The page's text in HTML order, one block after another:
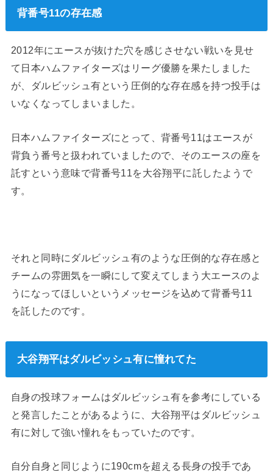
背番号11の存在感
2012年にエースが抜けた穴を感じさせない戦いを見せ
て日本ハムファイターズはリーグ優勝を果たしました
が、ダルビッシュ有という圧倒的な存在感を持つ投手は
いなくなってしまいました。
日本ハムファイターズにとって、背番号11はエースが
背負う番号と扱われていましたので、そのエースの座を
託すという意味で背番号11を大谷翔平に託したようで
す。
それと同時にダルビッシュ有のような圧倒的な存在感と
チームの雰囲気を一瞬にして変えてしまう大エースのよ
うになってほしいというメッセージを込めて背番号11
を託したのです。
大谷翔平はダルビッシュ有に憧れてた
自身の投球フォームはダルビッシュ有を参考にしている
と発言したことがあるように、大谷翔平はダルビッシュ
有に対して強い憧れをもっていたのです。
自分自身と同じように190cmを超える長身の投手であ